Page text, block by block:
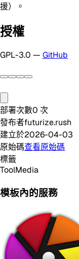
援）。
授權
GPL-3.0 — GitHub
部署次數0 次
發布者futurize.rush
建立於2026-04-03
原始碼查看原始碼
標籤
ToolMedia
模板內的服務